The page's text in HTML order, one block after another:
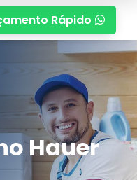
Rápido 
Hauer